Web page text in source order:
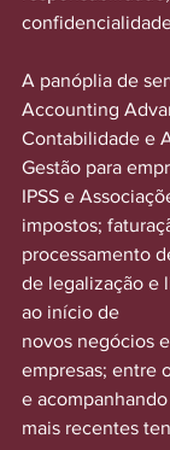
A panóplia de
Accounting
Contabilidade e
Gestão para
IPSS e
impostos;
processamento
de legalização e
ao início de
novos negócios
empresas; entre
e acompanhando
mais recentes